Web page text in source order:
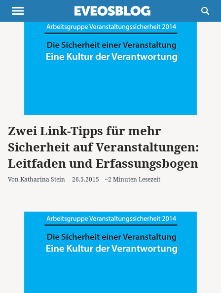
Themen Projekte
Inspiration
Destinationen
Über uns
Werbung
Zwei Link-Tipps für mehr
Sicherheit auf Veranstaltungen:
Leitfaden und Erfassungsbogen
Von Katharina Stein 26.5.2015 ~2 Minuten Lesezeit